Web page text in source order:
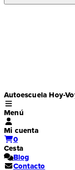
Autoescuela Hoy-
Menú
Mi cuenta
0
Cesta
Blog
Contacto